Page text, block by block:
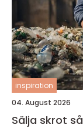
inspiration
04. August 2026
Sälja skrot så får du bäst betalt och gör